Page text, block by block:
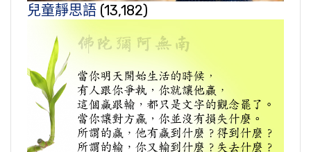
兒童靜思語 (13,182)